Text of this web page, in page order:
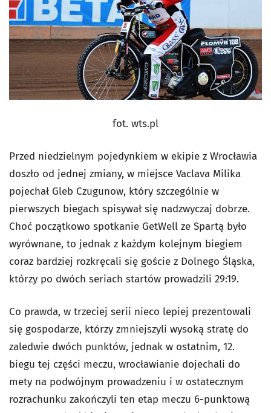
fot. wts.pl
Przed niedzielnym pojedynkiem w ekipie z Wrocławia
doszło od jednej zmiany, w miejsce Vaclava Milika
pojechał Gleb Czugunow, który szczególnie w
pierwszych biegach spisywał się nadzwyczaj dobrze.
Choć początkowo spotkanie GetWell ze Spartą było
wyrównane, to jednak z każdym kolejnym biegiem
coraz bardziej rozkręcali się goście z Dolnego Śląska,
którzy po dwóch seriach startów prowadzili 29:19.
Co prawda, w trzeciej serii nieco lepiej prezentowali
się gospodarze, którzy zmniejszyli wysoką stratę do
zaledwie dwóch punktów, jednak w ostatnim, 12.
biegu tej części meczu, wrocławianie dojechali do
mety na podwójnym prowadzeniu i w ostatecznym
rozrachunku zakończyli ten etap meczu 6-punktową